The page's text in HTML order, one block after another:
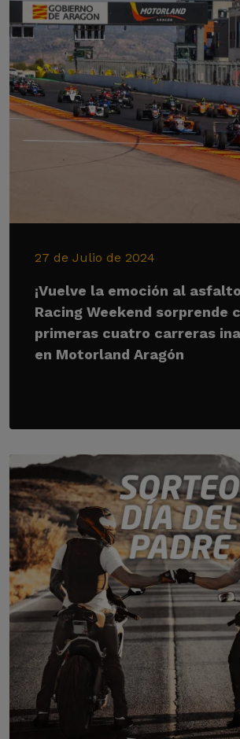
27 de Julio de 2024
¡Vuelve la emoción al
Racing Weekend sorprende
primeras cuatro carreras
en Motorland Aragón